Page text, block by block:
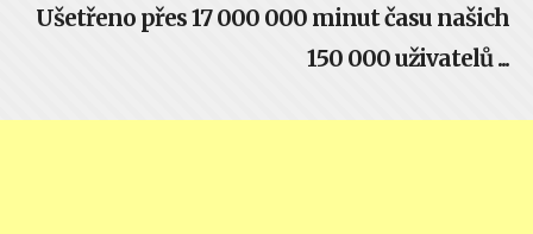
Ušetřeno přes 17 000 000 minut času našich
150 000 uživatelů ...